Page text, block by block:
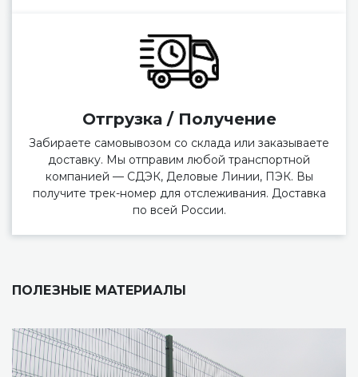
Отгрузка / Получение
Забираете самовывозом со склада или заказываете
доставку. Мы отправим любой транспортной
компанией — СДЭК, Деловые Линии, ПЭК. Вы
получите трек-номер для отслеживания. Доставка
по всей России.
ПОЛЕЗНЫЕ МАТЕРИАЛЫ